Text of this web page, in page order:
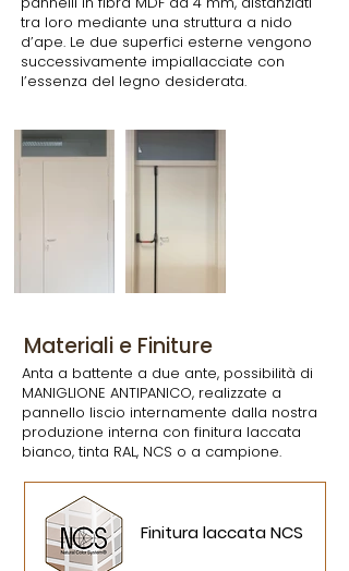
tra loro mediante una struttura a nido
d’ape. Le due superfici esterne vengono
successivamente impiallacciate con
l’essenza del legno desiderata.
Materiali e Finiture
Anta a battente a due ante, possibilità di
MANIGLIONE ANTIPANICO, realizzate a
pannello liscio internamente dalla nostra
produzione interna con finitura laccata
bianco, tinta RAL, NCS o a campione.
Finitura laccata NCS